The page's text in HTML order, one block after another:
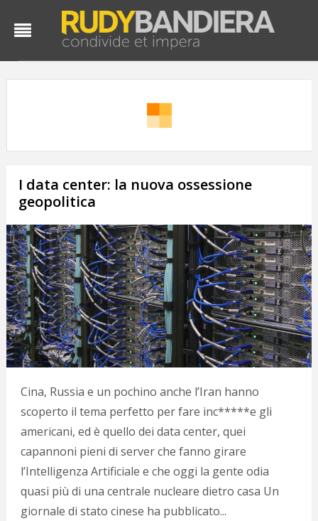
I data center: la nuova ossessione
geopolitica
Cina, Russia e un pochino anche l’Iran hanno
scoperto il tema perfetto per fare inc*****e gli
americani, ed è quello dei data center, quei
capannoni pieni di server che fanno girare
l’Intelligenza Artificiale e che oggi la gente odia
quasi più di una centrale nucleare dietro casa Un
giornale di stato cinese ha pubblicato...